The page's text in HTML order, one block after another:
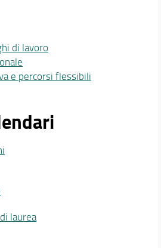
di lavoro
e percorsi flessibili
laurea